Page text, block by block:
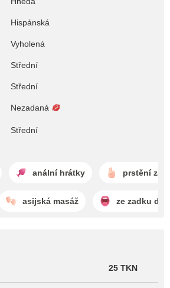
Hispánská
Vyholená
Střední
Střední
Nezadaná
Střední
anální hrátky prstění
asijská masáž ze zadku do
25 TKN